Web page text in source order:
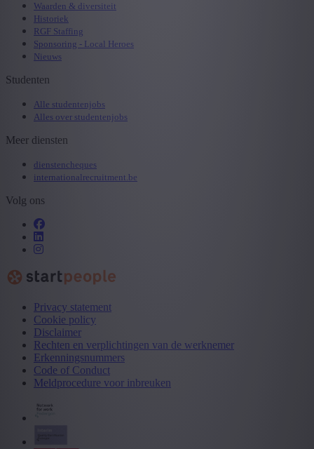
Waarden & diversiteit
Historiek
RGF Staffing
Sponsoring - Local Heroes
Nieuws
Studenten
Alle studentenjobs
Alles over studentenjobs
Meer diensten
dienstencheques
internationalrecruitment.be
Volg ons
Privacy statement
Cookie policy
Disclaimer
Rechten en verplichtingen van de werknemer
Erkenningsnummers
Code of Conduct
Meldprocedure voor inbreuken